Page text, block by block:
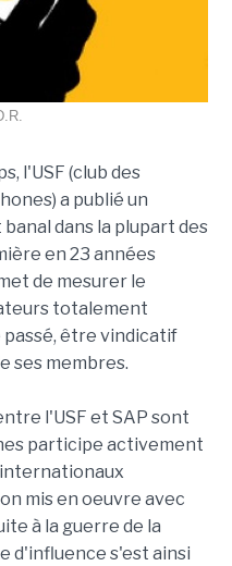
, l'USF (club des
a publié un
dans la plupart des
en 23 années
de mesurer le
totalement
passé, être vindicatif
ses membres.
l'USF et SAP sont
participe activement
mis en oeuvre avec
à la guerre de la
d'influence s'est ainsi